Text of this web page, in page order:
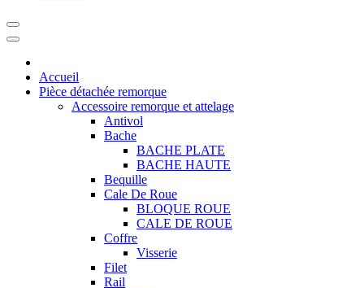
Accueil
Pièce détachée remorque
Accessoire remorque et attelage
Antivol
Bache
BACHE PLATE
BACHE HAUTE
Bequille
Cale De Roue
BLOQUE ROUE
CALE DE ROUE
Coffre
Visserie
Filet
Rail